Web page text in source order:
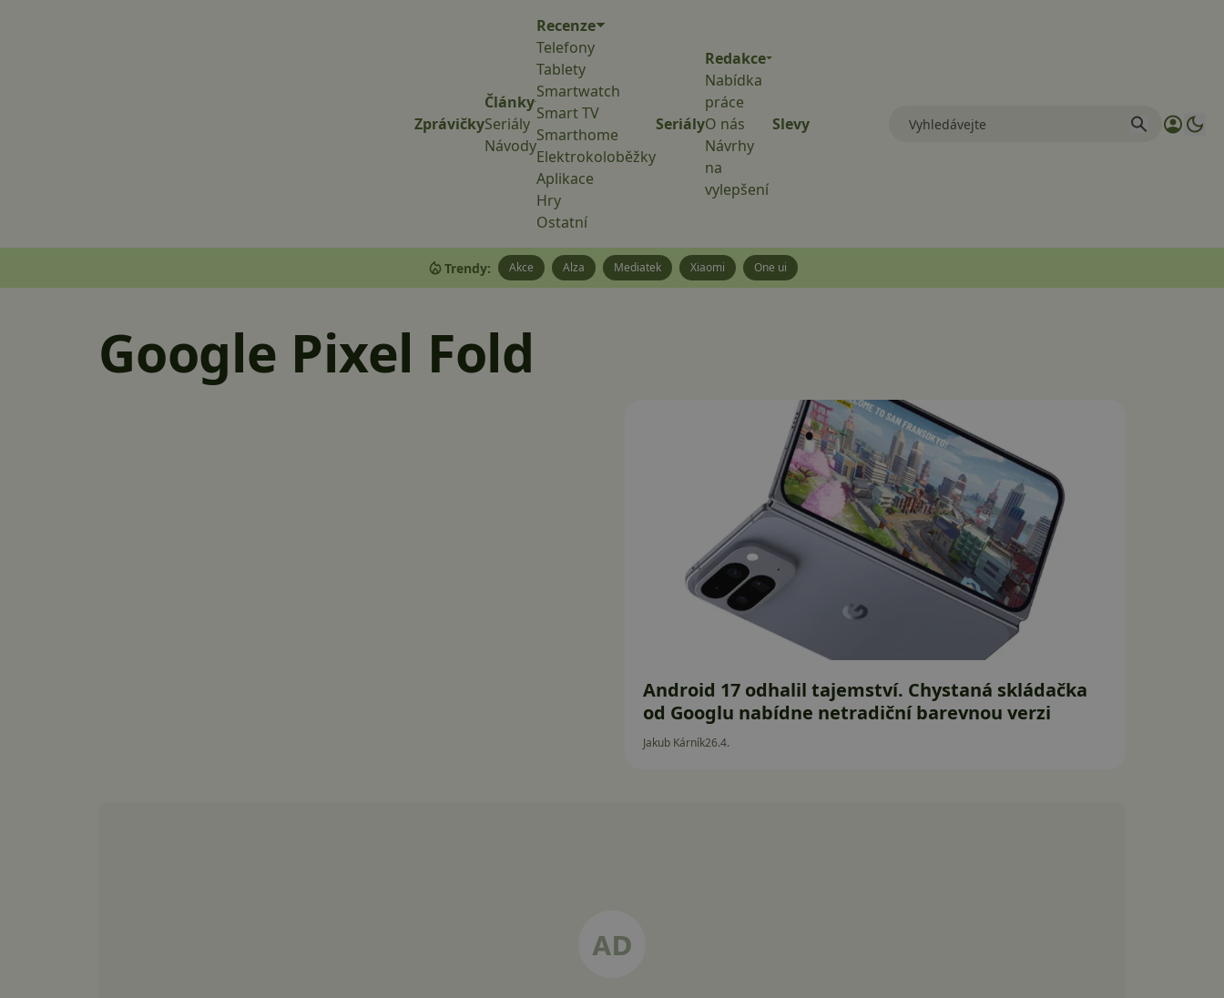
Zprávičky
Články
Seriály
Návody
Recenze
Telefony
Tablety
Smartwatch
Smart TV
Smarthome
Elektrokoloběžky
Aplikace
Hry
Ostatní
Seriály
Redakce
Nabídka
práce
O nás
Návrhy
na
vylepšení
Slevy
Trendy: Akce Alza Mediatek Xiaomi One ui
Google Pixel Fold
Android 17 odhalil tajemství. Chystaná skládačka
od Googlu nabídne netradiční barevnou verzi
Jakub Kárník26.4.